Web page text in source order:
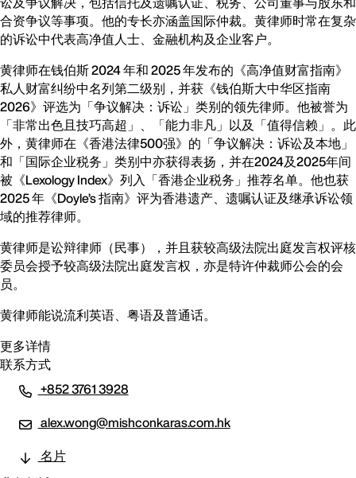
合资争议等事项。他的专长亦涵盖国际仲裁。黄律师时常在复杂
的诉讼中代表高净值人士、金融机构及企业客户。
黄律师在钱伯斯 2024 年和 2025 年发布的《高净值财富指南》
私人财富纠纷中名列第二级别，并获《钱伯斯大中华区指南
2026》评选为「争议解决：诉讼」类别的领先律师。他被誉为
「非常出色且技巧高超」、「能力非凡」以及「值得信赖」。此
外，黄律师在《香港法律500强》的「争议解决：诉讼及本地」
和「国际企业税务」类别中亦获得表扬，并在2024及2025年间
被《Lexology Index》列入「香港企业税务」推荐名单。他也获
2025 年《Doyle’s 指南》评为香港遗产、遗嘱认证及继承诉讼领
域的推荐律师。
黄律师是讼辩律师（民事），并且获较高级法院出庭发言权评核
委员会授予较高级法院出庭发言权，亦是特许仲裁师公会的会
员。
黄律师能说流利英语、粤语及普通话。
更多详情
联系方式
+852 3761 3928
alex.wong@mishconkaras.com.hk
名片